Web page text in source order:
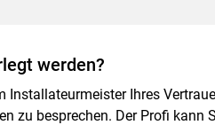
werden?
Installateurmeister Ihres
zu besprechen. Der Profi kann